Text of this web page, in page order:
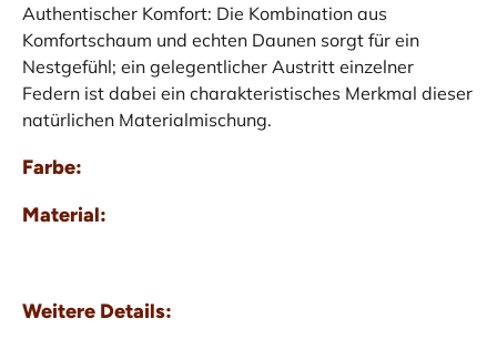
Authentischer Komfort: Die Kombination aus
Komfortschaum und echten Daunen sorgt für ein
Nestgefühl; ein gelegentlicher Austritt einzelner
Federn ist dabei ein charakteristisches Merkmal dieser
natürlichen Materialmischung.
Farbe:
Material:
Weitere Details: